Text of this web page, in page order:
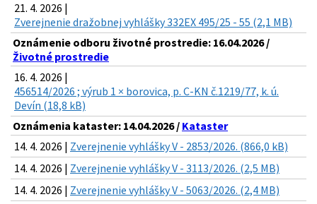
21. 4. 2026 |
Zverejnenie dražobnej vyhlášky 332EX 495/25 - 55 (2,1 MB)
Oznámenie odboru životné prostredie: 16.04.2026 /
Životné prostredie
16. 4. 2026 |
456514/2026 ; výrub 1 × borovica, p. C-KN č.1219/77, k. ú.
Devín (18,8 kB)
Oznámenia kataster: 14.04.2026 / Kataster
14. 4. 2026 | Zverejnenie vyhlášky V - 2853/2026. (866,0 kB)
14. 4. 2026 | Zverejnenie vyhlášky V - 3113/2026. (2,5 MB)
14. 4. 2026 | Zverejnenie vyhlášky V - 5063/2026. (2,4 MB)